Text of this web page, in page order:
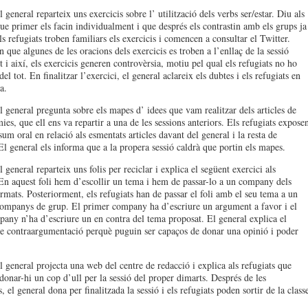
reparteix uns exercicis sobre l’ utilització dels verbs ser/estar. Diu als
primer els facin individualment i que després els contrastin amb els grups ja
refugiats troben familiars els exercicis i comencen a consultar el Twitter.
que algunes de les oracions dels exercicis es troben a l’enllaç de la sessió
així, els exercicis generen controvèrsia, motiu pel qual els refugiats no ho
tot. En finalitzar l’exercici, el general aclareix els dubtes i els refugiats en
pregunta sobre els mapes d’ idees que vam realitzar dels articles de
que ell ens va repartir a una de les sessions anteriors. Els refugiats
oral en relació als esmentats articles davant del general i la resta de
general els informa que a la propera sessió caldrà que portin els mapes.
general reparteix uns folis per reciclar i explica el següent exercici als
aquest foli hem d’escollir un tema i hem de passar-lo a un company dels
Posteriorment, els refugiats han de passar el foli amb el seu tema a un
de grup. El primer company ha d’escriure un argument a favor i el
n’ha d’escriure un en contra del tema proposat. El general explica el
contraargumentació perquè puguin ser capaços de donar una opinió i poder
projecta una web del centre de redacció i explica als refugiats que
hi un cop d’ull per la sessió del proper dimarts. Després de les
el general dona per finalitzada la sessió i els refugiats poden sortir de la